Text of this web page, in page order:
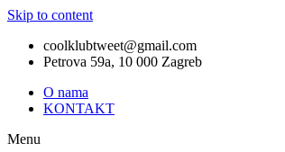
Skip to content
coolklubtweet@gmail.com
Petrova 59a, 10 000 Zagreb
O nama
KONTAKT
Menu